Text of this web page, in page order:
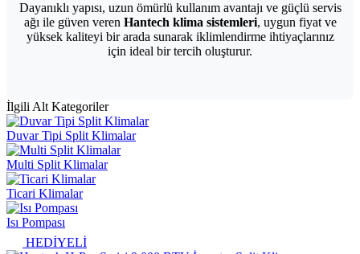
Dayanıklı yapısı, uzun ömürlü kullanım avantajı ve güçlü servis
ağı ile güven veren Hantech klima sistemleri, uygun fiyat ve
yüksek kaliteyi bir arada sunarak iklimlendirme ihtiyaçlarınız
için ideal bir tercih oluşturur.
İlgili Alt Kategoriler
Duvar Tipi Split Klimalar
Multi Split Klimalar
Ticari Klimalar
Isı Pompası
HEDİYELİ